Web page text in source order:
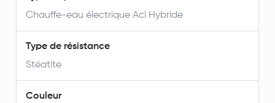
Chauffe-eau électrique Aci Hybride
Type de résistance
Stéatite
Couleur